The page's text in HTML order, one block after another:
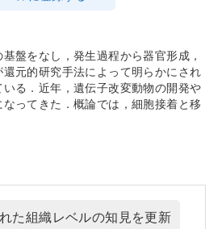
盤をなし，発生過程から器官形成，
元的研究手法によって明らかにされ
る．近年，遺伝子改変動物の開発や
ってきた．概論では，細胞接着と移
た組織レベルの知見を更新